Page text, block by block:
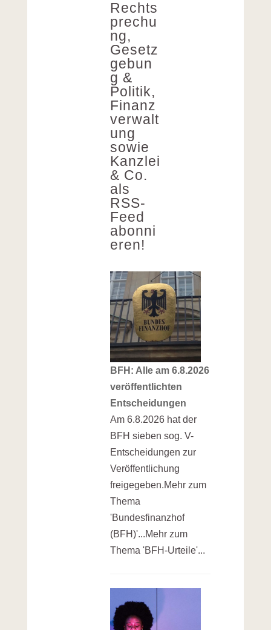
Rechts
prechu
ng,
Gesetz
gebun
g &
Politik,
Finanz
verwalt
ung
sowie
Kanzlei
& Co.
als
RSS-
Feed
abonni
eren!
BFH: Alle am 6.8.2026
veröffentlichten
Entscheidungen
Am 6.8.2026 hat der
BFH sieben sog. V-
Entscheidungen zur
Veröffentlichung
freigegeben.Mehr zum
Thema
'Bundesfinanzhof
(BFH)'...Mehr zum
Thema 'BFH-Urteile'...